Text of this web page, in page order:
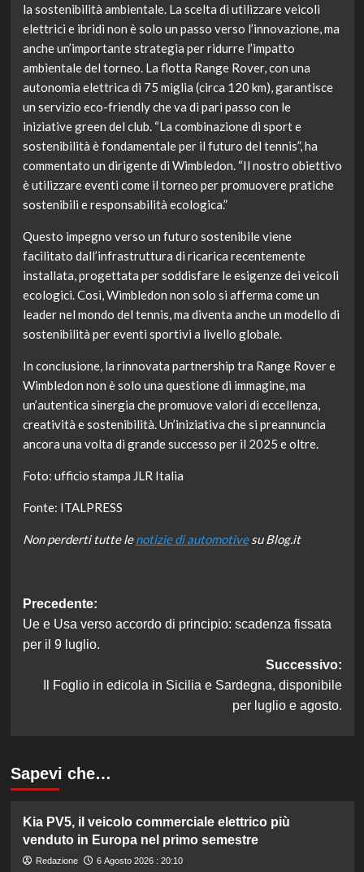
la sostenibilità ambientale. La scelta di utilizzare veicoli
elettrici e ibridi non è solo un passo verso l’innovazione, ma
anche un’importante strategia per ridurre l’impatto
ambientale del torneo. La flotta Range Rover, con una
autonomia elettrica di 75 miglia (circa 120 km), garantisce
un servizio eco-friendly che va di pari passo con le
iniziative green del club. “La combinazione di sport e
sostenibilità è fondamentale per il futuro del tennis”, ha
commentato un dirigente di Wimbledon. “Il nostro obiettivo
è utilizzare eventi come il torneo per promuovere pratiche
sostenibili e responsabilità ecologica.”
Questo impegno verso un futuro sostenibile viene
facilitato dall’infrastruttura di ricarica recentemente
installata, progettata per soddisfare le esigenze dei veicoli
ecologici. Così, Wimbledon non solo si afferma come un
leader nel mondo del tennis, ma diventa anche un modello di
sostenibilità per eventi sportivi a livello globale.
In conclusione, la rinnovata partnership tra Range Rover e
Wimbledon non è solo una questione di immagine, ma
un’autentica sinergia che promuove valori di eccellenza,
creatività e sostenibilità. Un’iniziativa che si preannuncia
ancora una volta di grande successo per il 2025 e oltre.
Foto: ufficio stampa JLR Italia
Fonte: ITALPRESS
Non perderti tutte lenotizie di automotivesu Blog.it
Navigazione
articolo
Precedente:
Ue e Usa verso accordo di principio: scadenza fissata
per il 9 luglio.
Successivo:
Il Foglio in edicola in Sicilia e Sardegna, disponibile
per luglio e agosto.
Sapevi che…
Kia PV5, il veicolo commerciale elettrico più
venduto in Europa nel primo semestre
Redazione 6 Agosto 2026 : 20:10